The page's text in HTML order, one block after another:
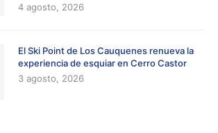
4 agosto, 2026
El Ski Point de Los Cauquenes renueva la
experiencia de esquiar en Cerro Castor
3 agosto, 2026